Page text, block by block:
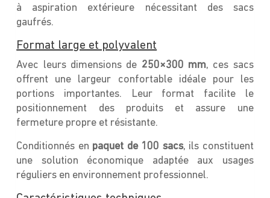
à aspiration extérieure nécessitant des sacs
gaufrés.
Format large et polyvalent
Avec leurs dimensions de 250×300 mm, ces sacs
offrent une largeur confortable idéale pour les
portions importantes. Leur format facilite le
positionnement des produits et assure une
fermeture propre et résistante.
Conditionnés en paquet de 100 sacs, ils constituent
une solution économique adaptée aux usages
réguliers en environnement professionnel.